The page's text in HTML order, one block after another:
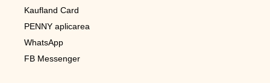
Kaufland Card
PENNY aplicarea
WhatsApp
FB Messenger